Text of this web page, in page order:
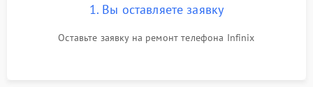
1. Вы оставляете заявку
Оставьте заявку на ремонт телефона Infinix